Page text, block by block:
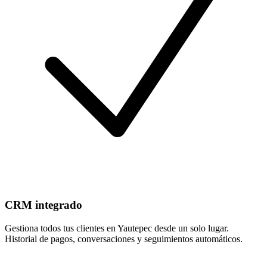
CRM integrado
Gestiona todos tus clientes en Yautepec desde un solo lugar.
Historial de pagos, conversaciones y seguimientos automáticos.